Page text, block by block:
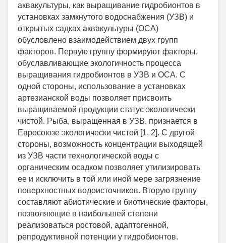
аквакультуры, как выращивание гидробионтов в
установках замкнутого водоснабжения (УЗВ) и
открытых садках аквакультуры (ОСА)
обусловлено взаимодействием двух групп
факторов. Первую группу формируют факторы,
обуславливающие экологичность процесса
выращивания гидробионтов в УЗВ и ОСА. С
одной стороны, использование в установках
артезианской воды позволяет присвоить
выращиваемой продукции статус экологически
чистой. Рыба, выращенная в УЗВ, признается в
Евросоюзе экологически чистой [1, 2]. С другой
стороны, возможность концентрации выходящей
из УЗВ части технологической воды с
органическим осадком позволяет утилизировать
ее и исключить в той или иной мере загрязнение
поверхностных водоисточников. Вторую группу
составляют абиотические и биотические факторы,
позволяющие в наибольшей степени
реализоваться ростовой, адаптогенной,
репродуктивной потенции у гидробионтов.